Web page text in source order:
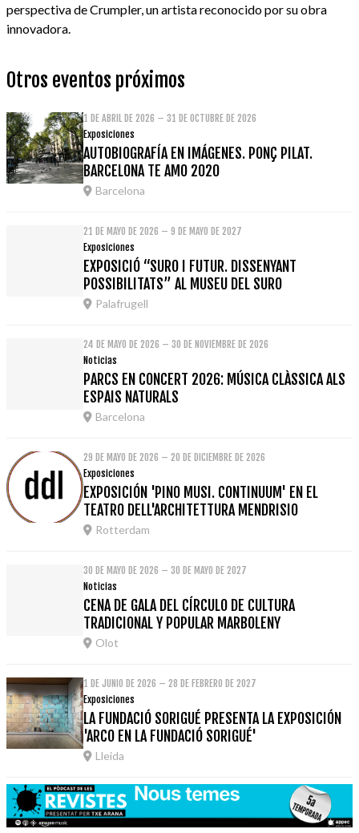
perspectiva de Crumpler, un artista reconocido por su obra
innovadora.
Otros eventos próximos
1 DE ABRIL DE 2026 – 31 DE OCTUBRE DE 2026
Exposiciones
AUTOBIOGRAFÍA EN IMÁGENES. PONÇ PILAT.
BARCELONA TE AMO 2020
Barcelona
21 DE MAYO DE 2026 – 9 DE MAYO DE 2027
Exposiciones
EXPOSICIÓ “SURO I FUTUR. DISSENYANT
POSSIBILITATS” AL MUSEU DEL SURO
Palafrugell
24 DE MAYO DE 2026 – 30 DE NOVIEMBRE DE 2026
Noticias
PARCS EN CONCERT 2026: MÚSICA CLÀSSICA ALS
ESPAIS NATURALS
Barcelona
29 DE MAYO DE 2026 – 20 DE DICIEMBRE DE 2026
Exposiciones
EXPOSICIÓN 'PINO MUSI. CONTINUUM' EN EL
TEATRO DELL'ARCHITETTURA MENDRISIO
Rotterdam
30 DE MAYO DE 2026 – 30 DE MAYO DE 2027
Noticias
CENA DE GALA DEL CÍRCULO DE CULTURA
TRADICIONAL Y POPULAR MARBOLENY
Olot
1 DE JUNIO DE 2026 – 28 DE FEBRERO DE 2027
Exposiciones
LA FUNDACIÓ SORIGUÉ PRESENTA LA EXPOSICIÓN
'ARCO EN LA FUNDACIÓ SORIGUÉ'
Lleida